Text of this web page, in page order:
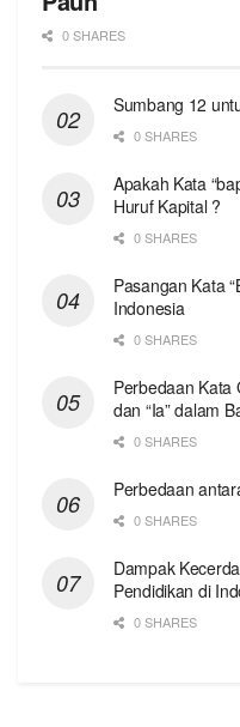
0 SHARES
Sumbang 12
0 SHARES
Apakah Kata
Huruf Kapital ?
0 SHARES
Pasangan Kata
Indonesia
0 SHARES
Perbedaan Kata
dan “Ia” dalam
0 SHARES
Perbedaan
0 SHARES
Dampak
Pendidikan di
0 SHARES